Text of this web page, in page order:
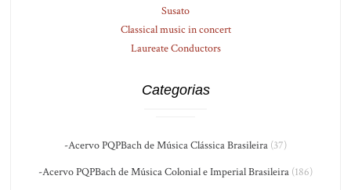
Susato
Classical music in concert
Laureate Conductors
Categorias
-Acervo PQPBach de Música Clássica Brasileira (37)
-Acervo PQPBach de Música Colonial e Imperial Brasileira (186)